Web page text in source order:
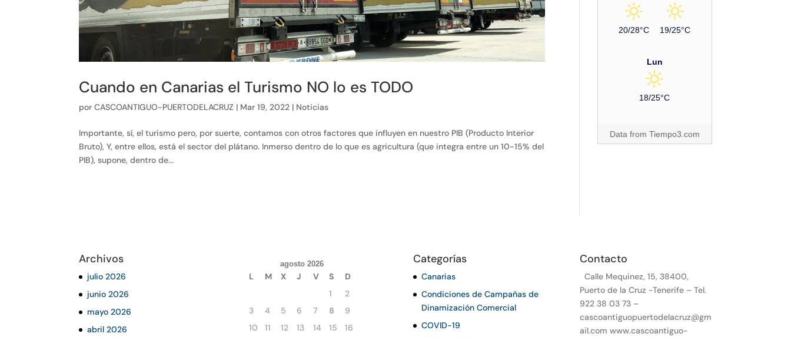
Cuando en Canarias el Turismo NO lo es TODO
porCASCOANTIGUO-PUERTODELACRUZ | Mar 19, 2022 | Noticias
Importante, sí, el turismo pero, por suerte, contamos con otros factores que influyen en nuestro PIB (Producto Interior
Bruto), Y, entre ellos, está el sector del plátano. Inmerso dentro de lo que es agricultura (que integra entre un 10-15% del
PIB), supone, dentro de...
20/28°C 19/25°C
Lun
18/25°C
Data from Tiempo3.com
Archivos
julio 2026
junio 2026
mayo 2026
abril 2026
agosto 2026
L M X J V S
D
1
2
3
4 5 6 7 8
9
10
11 12 13 14 15
16
Categorías
Canarias
Condiciones de Campañas de
Dinamización Comercial
COVID-19
Contacto
Calle Mequinez, 15, 38400,
Puerto de la Cruz -Tenerife – Tel.
922 38 03 73 –
cascoantiguopuertodelacruz@gm
ail.com www.cascoantiguo-